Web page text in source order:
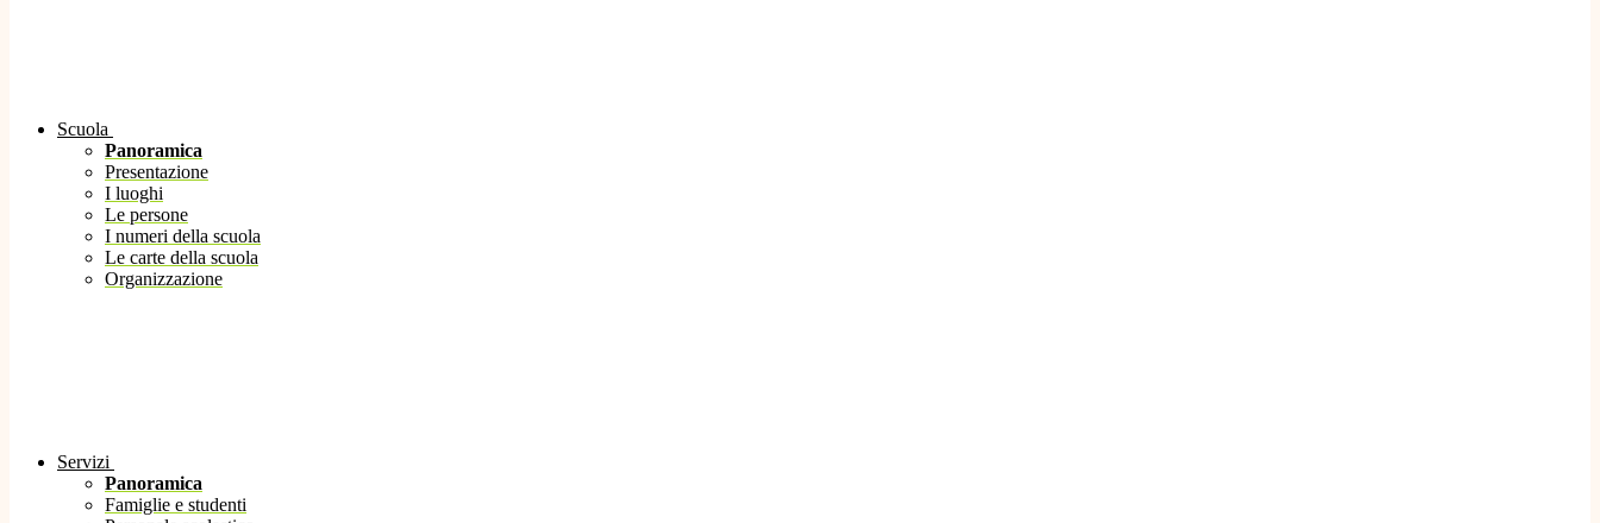
Scuola
Panoramica
Presentazione
I luoghi
Le persone
I numeri della scuola
Le carte della scuola
Organizzazione
Servizi
Panoramica
Famiglie e studenti